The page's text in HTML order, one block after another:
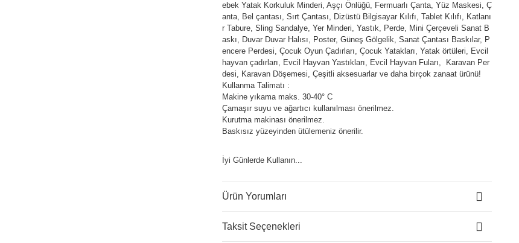
ebek Yatak Korkuluk Minderi, Aşçı Önlüğü, Fermuarlı Çanta, Yüz Maskesi, Ç
anta, Bel çantası, Sırt Çantası, Dizüstü Bilgisayar Kılıfı, Tablet Kılıfı, Katlanı
r Tabure, Sling Sandalye, Yer Minderi, Yastık, Perde, Mini Çerçeveli Sanat B
askı, Duvar Duvar Halısı, Poster, Güneş Gölgelik, Sanat Çantası Baskılar, P
encere Perdesi, Çocuk Oyun Çadırları, Çocuk Yatakları, Yatak örtüleri, Evcil
hayvan çadırları, Evcil Hayvan Yastıkları, Evcil Hayvan Fuları, Karavan Per
desi, Karavan Döşemesi, Çeşitli aksesuarlar ve daha birçok zanaat ürünü!
Kullanma Talimatı :
Makine yıkama maks. 30-40° C
Çamaşır suyu ve ağartıcı kullanılması önerilmez.
Kurutma makinası önerilmez.
Baskısız yüzeyinden ütülemeniz önerilir.
İyi Günlerde Kullanın...
Ürün Yorumları
Taksit Seçenekleri